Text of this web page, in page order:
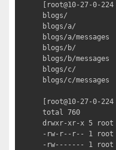
[root@10-27-0-
blogs/
blogs/a/
blogs/a/messages
blogs/b/
blogs/b/messages
blogs/c/
blogs/c/messages
[root@10-27-0-
total 760
drwxr-xr-x 5 root
-rw-r--r-- 1 root
-rw------- 1 root